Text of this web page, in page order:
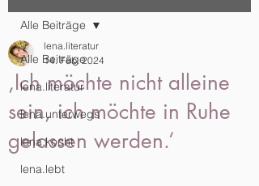
Alle Beiträge
lena.literatur
lena.unterwegs
lena.kocht
lena.lebt
Alle Beiträge
,Ich möchte nicht alleine
sein, ich möchte in Ruhe
gelassen werden.‘
lena.literatur
14. Feb. 2024